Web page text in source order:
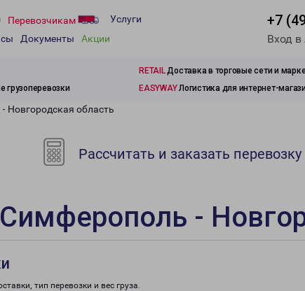
Перевозчикам
Услуги
Документы Акции
+7
Вход
RETAILДоставка в торговые сети и
EASYWAYЛогистика для интернет-
Новгородская область
Рассчитать и заказать перевозку
-
тип перевозки и вес груза.